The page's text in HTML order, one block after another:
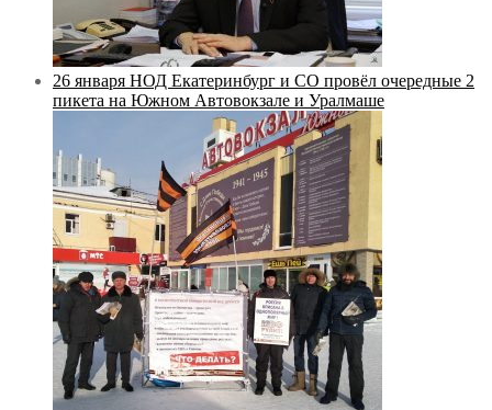
26 января НОД Екатеринбург и СО провёл очередные 2
пикета на Южном Автовокзале и Уралмаше